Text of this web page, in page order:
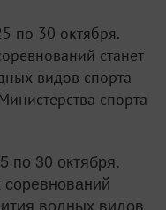
по 30 октября.
станет
видов спорта
спорта
по 30 октября.
водных видов